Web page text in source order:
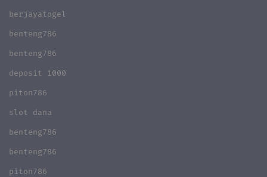
berjayatogel
benteng786
benteng786
deposit 1000
piton786
slot dana
benteng786
benteng786
piton786